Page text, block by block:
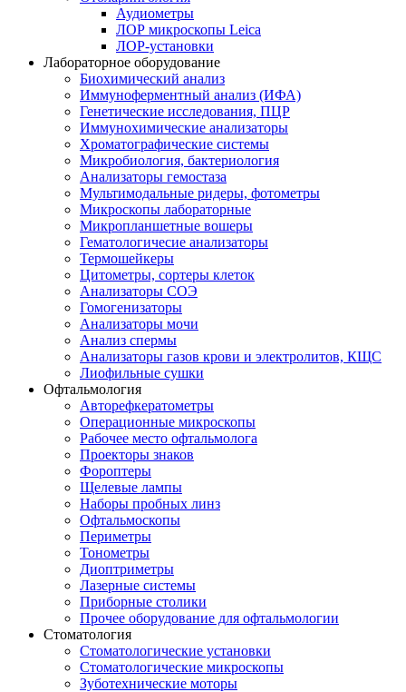
Аудиометры
ЛОР микроскопы Leica
ЛОР-установки
Лабораторное оборудование
Биохимический анализ
Иммуноферментный анализ (ИФА)
Генетические исследования, ПЦР
Иммунохимические анализаторы
Хроматографические системы
Микробиология, бактериология
Анализаторы гемостаза
Мультимодальные ридеры, фотометры
Микроскопы лабораторные
Микропланшетные вошеры
Гематологичесие анализаторы
Термошейкеры
Цитометры, сортеры клеток
Анализаторы СОЭ
Гомогенизаторы
Анализаторы мочи
Анализ спермы
Анализаторы газов крови и электролитов, КЩС
Лиофильные сушки
Офтальмология
Авторефкератометры
Операционные микроскопы
Рабочее место офтальмолога
Проекторы знаков
Фороптеры
Щелевые лампы
Наборы пробных линз
Офтальмоскопы
Периметры
Тонометры
Диоптриметры
Лазерные системы
Приборные столики
Прочее оборудование для офтальмологии
Стоматология
Стоматологические установки
Стоматологические микроскопы
Зуботехнические моторы